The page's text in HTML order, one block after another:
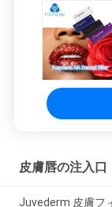
皮膚唇の注入口
Juvederm 皮膚フ